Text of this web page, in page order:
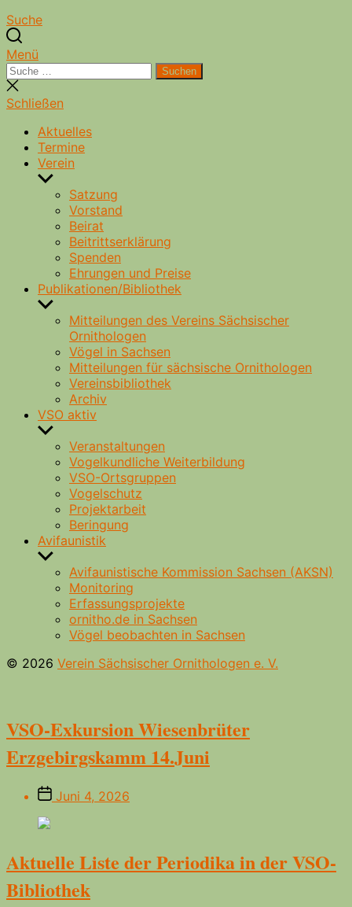
Suche
Menü
Suche
nach:
Suchen
Suche
schließen
Schließen
Aktuelles
Termine
Verein
Untermenü
anzeigenSatzung
Vorstand
Beirat
Beitrittserklärung
Spenden
Ehrungen und Preise
Publikationen/Bibliothek
Untermenü
anzeigenMitteilungen des Vereins Sächsischer
Ornithologen
Vögel in Sachsen
Mitteilungen für sächsische Ornithologen
Vereinsbibliothek
Archiv
VSO aktiv
Untermenü
anzeigenVeranstaltungen
Vogelkundliche Weiterbildung
VSO-Ortsgruppen
Vogelschutz
Projektarbeit
Beringung
Avifaunistik
Untermenü
anzeigenAvifaunistische Kommission Sachsen (AKSN)
Monitoring
Erfassungsprojekte
ornitho.de in Sachsen
Vögel beobachten in Sachsen
© 2026 Verein Sächsischer Ornithologen e. V.
VSO-Exkursion Wiesenbrüter
Erzgebirgskamm 14.Juni
Beitragsdatum
Juni 4, 2026
Aktuelle Liste der Periodika in der VSO-
Bibliothek